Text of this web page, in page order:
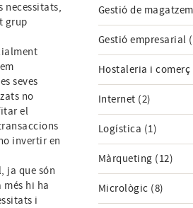
necessitats,
grup
seves
no
el
invertir en
ja que són
hi ha
i
Gestió de
Gestió empresarial
Hostaleria i comerç
Internet (2)
Logística (1)
Màrqueting (12)
Micrològic (8)